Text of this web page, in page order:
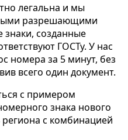
легальна и мы
разрешающими
созданные
ГОСТу. У нас
номера за 5 минут, без
всего один документ.
с примером
знака нового
с комбинацией